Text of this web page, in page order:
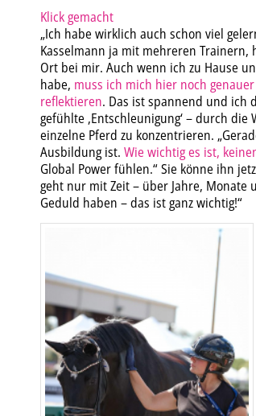
Klick gemacht
„Ich habe wirklich auch schon viel
Kasselmann ja mit mehreren
Ort bei mir. Auch wenn ich zu Hause
habe, muss ich mich hier noch
reflektieren. Das ist spannend und ich
gefühlte ‚Entschleunigung‘ – durch
einzelne Pferd zu konzentrieren.
Ausbildung ist. Wie wichtig es ist,
Global Power fühlen.“ Sie könne ihn
geht nur mit Zeit – über Jahre, Monate
Geduld haben – das ist ganz wichtig!“